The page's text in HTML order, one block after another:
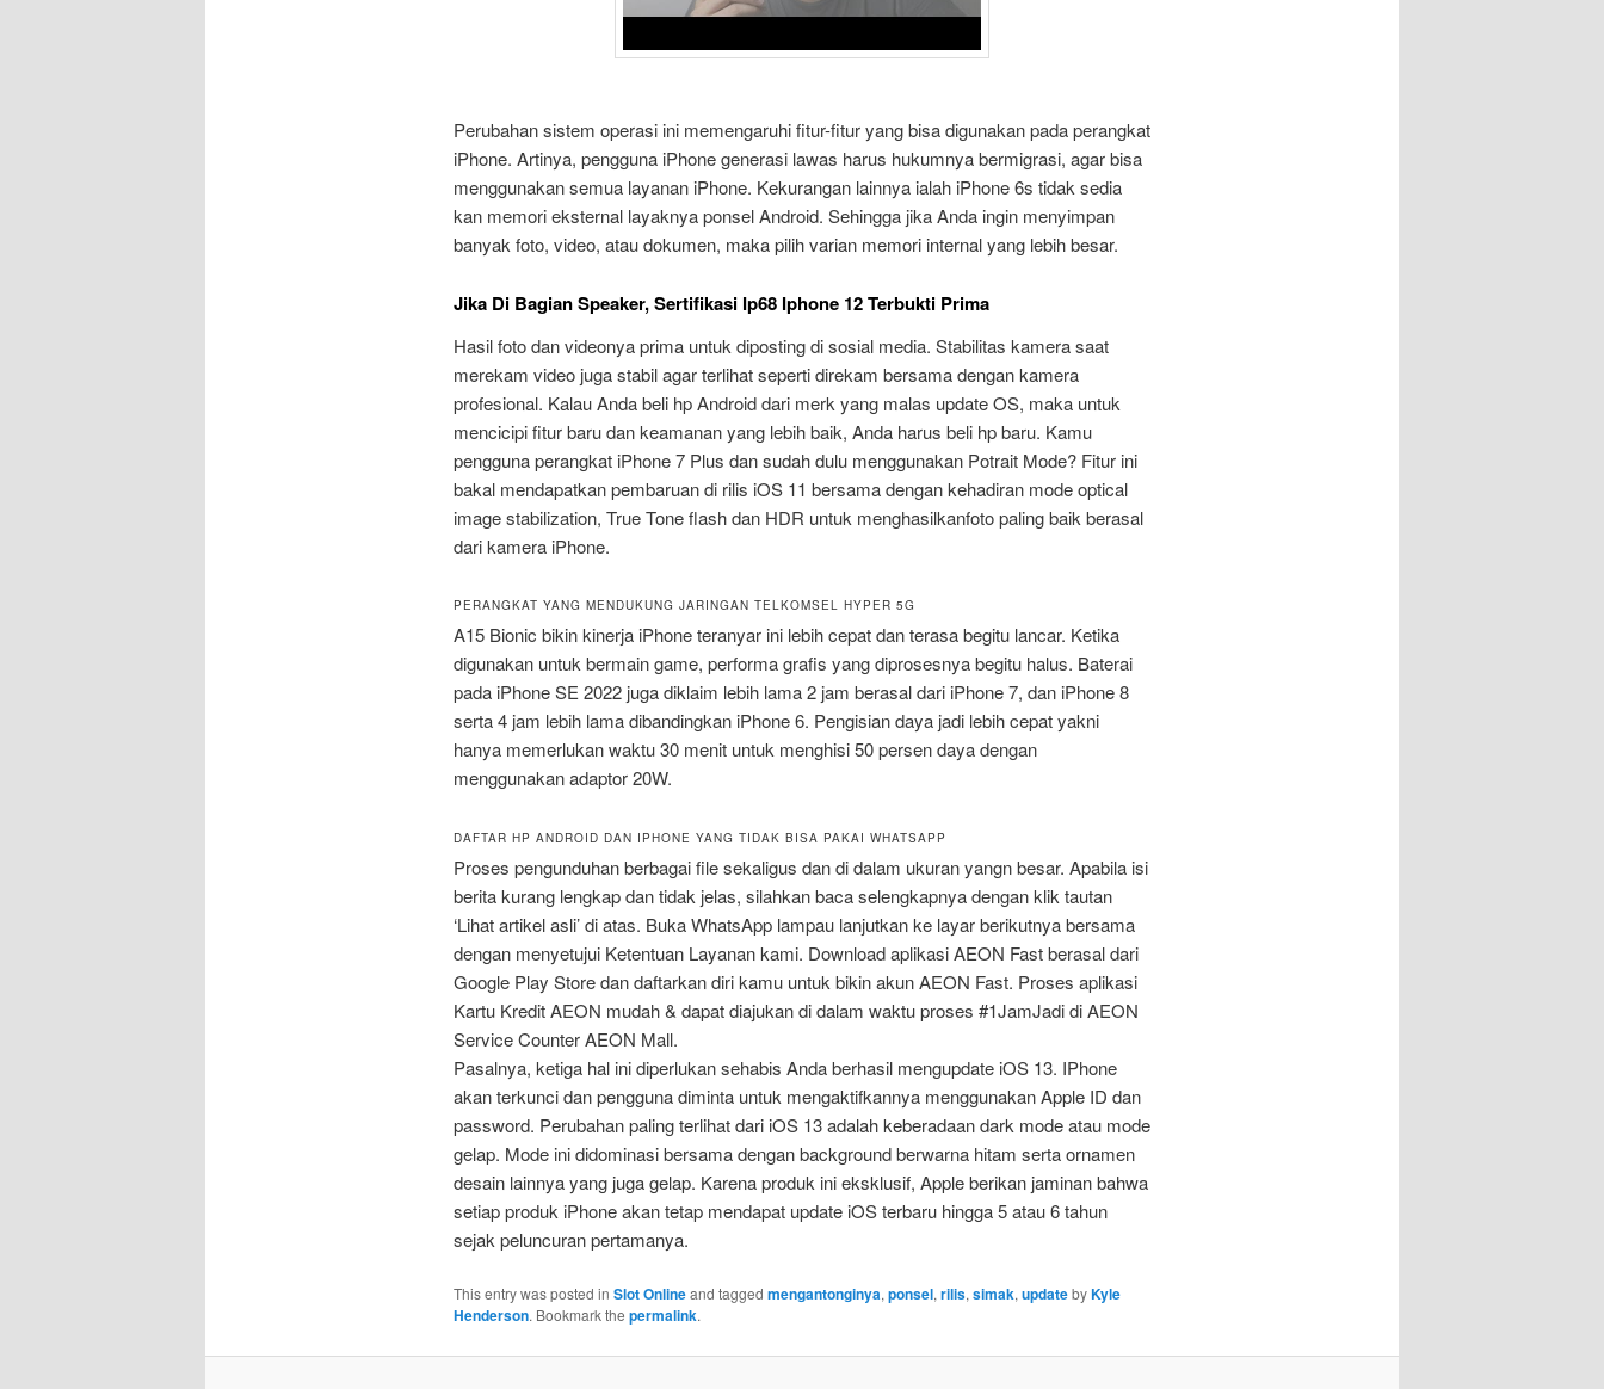
Perubahan sistem operasi ini memengaruhi fitur-fitur yang bisa digunakan pada perangkat
iPhone. Artinya, pengguna iPhone generasi lawas harus hukumnya bermigrasi, agar bisa
menggunakan semua layanan iPhone. Kekurangan lainnya ialah iPhone 6s tidak sedia
kan memori eksternal layaknya ponsel Android. Sehingga jika Anda ingin menyimpan
banyak foto, video, atau dokumen, maka pilih varian memori internal yang lebih besar.
Jika Di Bagian Speaker, Sertifikasi Ip68 Iphone 12 Terbukti Prima
Hasil foto dan videonya prima untuk diposting di sosial media. Stabilitas kamera saat
merekam video juga stabil agar terlihat seperti direkam bersama dengan kamera
profesional. Kalau Anda beli hp Android dari merk yang malas update OS, maka untuk
mencicipi fitur baru dan keamanan yang lebih baik, Anda harus beli hp baru. Kamu
pengguna perangkat iPhone 7 Plus dan sudah dulu menggunakan Potrait Mode? Fitur ini
bakal mendapatkan pembaruan di rilis iOS 11 bersama dengan kehadiran mode optical
image stabilization, True Tone flash dan HDR untuk menghasilkanfoto paling baik berasal
dari kamera iPhone.
PERANGKAT YANG MENDUKUNG JARINGAN TELKOMSEL HYPER 5G
A15 Bionic bikin kinerja iPhone teranyar ini lebih cepat dan terasa begitu lancar. Ketika
digunakan untuk bermain game, performa grafis yang diprosesnya begitu halus. Baterai
pada iPhone SE 2022 juga diklaim lebih lama 2 jam berasal dari iPhone 7, dan iPhone 8
serta 4 jam lebih lama dibandingkan iPhone 6. Pengisian daya jadi lebih cepat yakni
hanya memerlukan waktu 30 menit untuk menghisi 50 persen daya dengan
menggunakan adaptor 20W.
DAFTAR HP ANDROID DAN IPHONE YANG TIDAK BISA PAKAI WHATSAPP
Proses pengunduhan berbagai file sekaligus dan di dalam ukuran yangn besar. Apabila isi
berita kurang lengkap dan tidak jelas, silahkan baca selengkapnya dengan klik tautan
‘Lihat artikel asli’ di atas. Buka WhatsApp lampau lanjutkan ke layar berikutnya bersama
dengan menyetujui Ketentuan Layanan kami. Download aplikasi AEON Fast berasal dari
Google Play Store dan daftarkan diri kamu untuk bikin akun AEON Fast. Proses aplikasi
Kartu Kredit AEON mudah & dapat diajukan di dalam waktu proses #1JamJadi di AEON
Service Counter AEON Mall.
Pasalnya, ketiga hal ini diperlukan sehabis Anda berhasil mengupdate iOS 13. IPhone
akan terkunci dan pengguna diminta untuk mengaktifkannya menggunakan Apple ID dan
password. Perubahan paling terlihat dari iOS 13 adalah keberadaan dark mode atau mode
gelap. Mode ini didominasi bersama dengan background berwarna hitam serta ornamen
desain lainnya yang juga gelap. Karena produk ini eksklusif, Apple berikan jaminan bahwa
setiap produk iPhone akan tetap mendapat update iOS terbaru hingga 5 atau 6 tahun
sejak peluncuran pertamanya.
This entry was posted in Slot Onlineand tagged mengantonginya, ponsel, rilis, simak, updatebyKyle
Henderson. Bookmark the permalink.